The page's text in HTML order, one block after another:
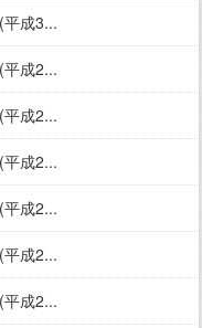
成3...
成2...
成2...
成2...
成2...
成2...
成2...